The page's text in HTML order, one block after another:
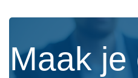
Maak